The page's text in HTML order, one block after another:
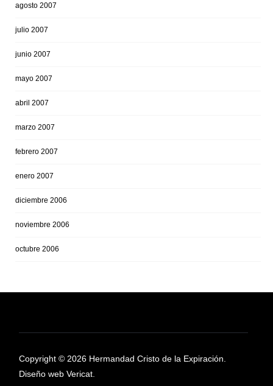
agosto 2007
julio 2007
junio 2007
mayo 2007
abril 2007
marzo 2007
febrero 2007
enero 2007
diciembre 2006
noviembre 2006
octubre 2006
Copyright © 2026 Hermandad Cristo de la Expiración.
Diseño web Vericat.